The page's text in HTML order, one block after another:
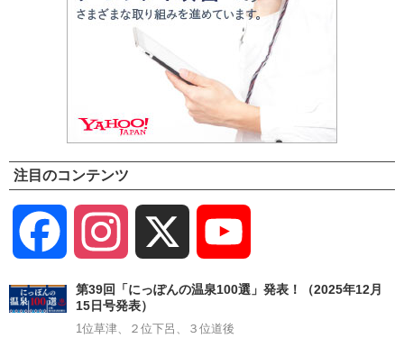
注目のコンテンツ
Facebook Instagram
Channel
第39回「にっぽんの温泉100選」発表！（2025年12月
15日号発表）
1位草津、２位下呂、３位道後